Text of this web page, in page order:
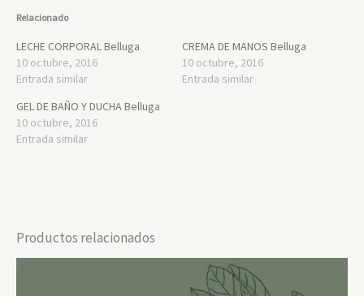
Relacionado
LECHE CORPORAL Belluga
10 octubre, 2016
Entrada similar
CREMA DE MANOS Belluga
10 octubre, 2016
Entrada similar
GEL DE BAÑO Y DUCHA Belluga
10 octubre, 2016
Entrada similar
Productos relacionados